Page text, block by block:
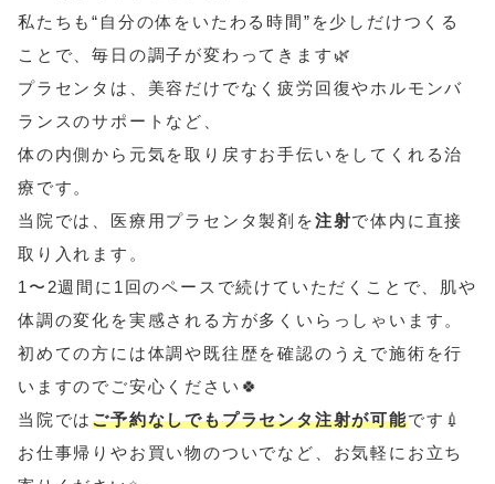
私たちも“自分の体をいたわる時間”を少しだけつくる
ことで、毎日の調子が変わってきます🌿
プラセンタは、美容だけでなく疲労回復やホルモンバ
ランスのサポートなど、
体の内側から元気を取り戻すお手伝いをしてくれる治
療です。
当院では、医療用プラセンタ製剤を注射で体内に直接
取り入れます。
1〜2週間に1回のペースで続けていただくことで、肌や
体調の変化を実感される方が多くいらっしゃいます。
初めての方には体調や既往歴を確認のうえで施術を行
いますのでご安心ください🍀
当院ではご予約なしでもプラセンタ注射が可能です💉
お仕事帰りやお買い物のついでなど、お気軽にお立ち